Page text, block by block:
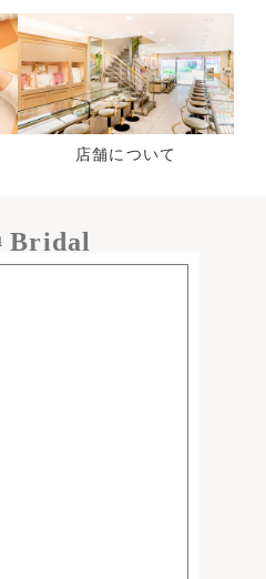
店舗について
Bridal